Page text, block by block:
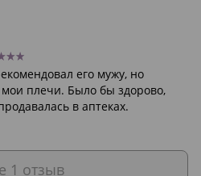
его мужу, но
мои плечи. Было бы здорово,
в аптеках.
1 отзыв